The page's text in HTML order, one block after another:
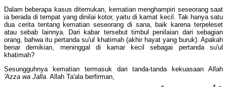
Dalam beberapa kasus ditemukan, kematian menghampiri seseorang saat
ia berada di tempat yang dinilai kotor, yaitu di kamat kecil. Tak hanya satu
dua cerita tentang kematian seseorang di sana, baik karena terpeleset
atau sebab lainnya. Dari kabar tersebut timbul penilaian dari sebagian
orang, bahwa itu pertanda su'ul khatimah (akhir hayat yang buruk). Apakah
benar demikian, meninggal di kamar kecil sebagai pertanda su'ul
khatimah?
Sesungguhnya kematian termasuk dari tanda-tanda kekuasaan Allah
'Azza wa Jalla. Allah Ta'ala berfirman,